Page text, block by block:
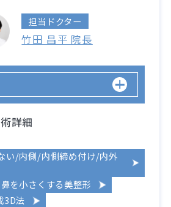
担当ドクター
竹田 昌平 院長
詳細
/内側/内側締め付け/内外
鼻を小さくする美整形
3D法